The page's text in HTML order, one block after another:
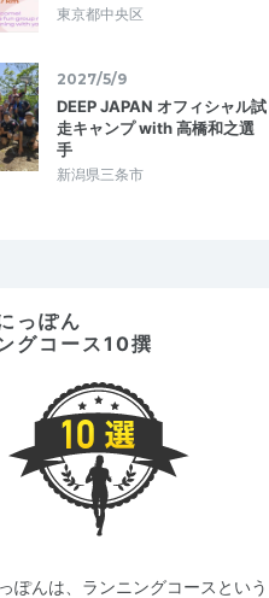
東京都中央区
2027/5/9
DEEP JAPAN オフィシャル試
走キャンプ with 高橋和之選
手
新潟県三条市
っぽん
グコース10撰
ぽんは、ランニングコースという